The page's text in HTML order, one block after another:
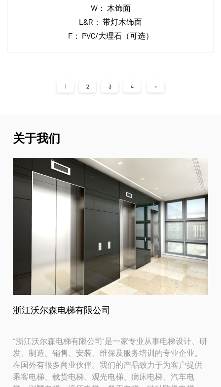
W： 木饰面
L&R： 带灯木饰面
F： PVC/大理石（可选）
1 2 3 4 ›
关于我们
浙江沃尔森电梯有限公司
“浙江沃尔森电梯有限公司”是一家专业从事电梯设计、研
发、制造、销售、安装、维保及服务培训的专业企业。
在国外有很多商业伙伴。我们的产品致力于为客户提供
乘客电梯、载货电梯、观光电梯、病床电梯、汽车电